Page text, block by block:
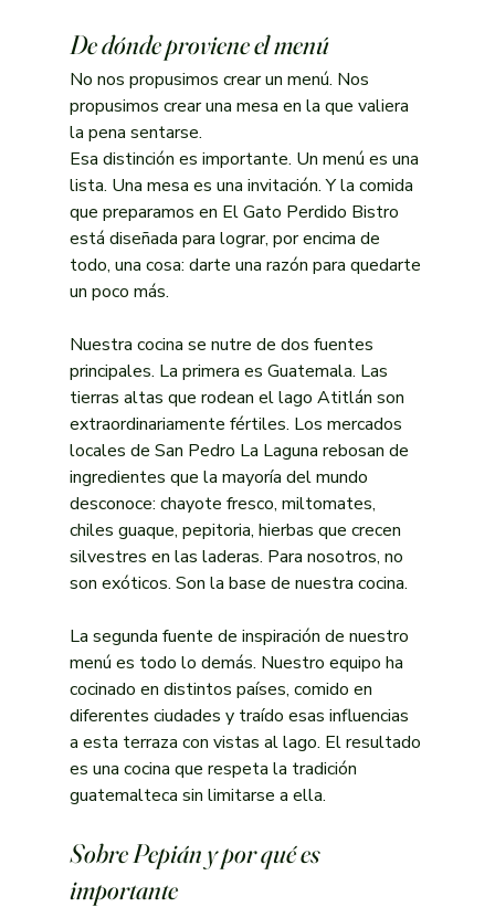
De dónde proviene el menú
No nos propusimos crear un menú. Nos
propusimos crear una mesa en la que valiera
la pena sentarse.
Esa distinción es importante. Un menú es una
lista. Una mesa es una invitación. Y la comida
que preparamos en El Gato Perdido Bistro
está diseñada para lograr, por encima de
todo, una cosa: darte una razón para quedarte
un poco más.
Nuestra cocina se nutre de dos fuentes
principales. La primera es Guatemala. Las
tierras altas que rodean el lago Atitlán son
extraordinariamente fértiles. Los mercados
locales de San Pedro La Laguna rebosan de
ingredientes que la mayoría del mundo
desconoce: chayote fresco, miltomates,
chiles guaque, pepitoria, hierbas que crecen
silvestres en las laderas. Para nosotros, no
son exóticos. Son la base de nuestra cocina.
La segunda fuente de inspiración de nuestro
menú es todo lo demás. Nuestro equipo ha
cocinado en distintos países, comido en
diferentes ciudades y traído esas influencias
a esta terraza con vistas al lago. El resultado
es una cocina que respeta la tradición
guatemalteca sin limitarse a ella.
Sobre Pepián y por qué es
importante